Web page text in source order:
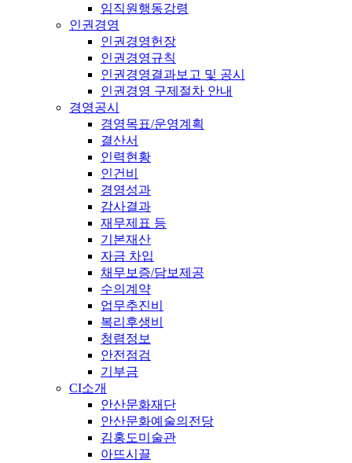
임직원행동강령
인권경영
인권경영헌장
인권경영규칙
인권경영결과보고 및 공시
인권경영 구제절차 안내
경영공시
경영목표/운영계획
결산서
인력현황
인건비
경영성과
감사결과
재무제표 등
기본재산
자금 차입
채무보증/담보제공
수의계약
업무추진비
복리후생비
청렴정보
안전점검
기부금
CI소개
안산문화재단
안산문화예술의전당
김홍도미술관
아뜨시끌